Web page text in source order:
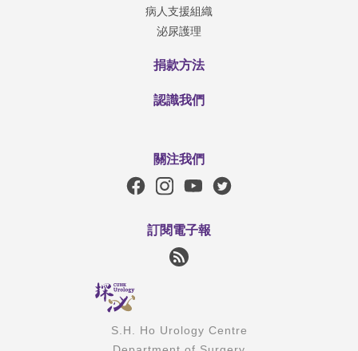
病人支援組織
泌尿護理
捐款方法
認識我們
關注我們
訂閱電子報
S.H. Ho Urology Centre